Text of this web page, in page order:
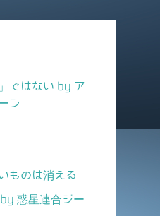
ではない by ア
ン
ものは消える
惑星連合ジー